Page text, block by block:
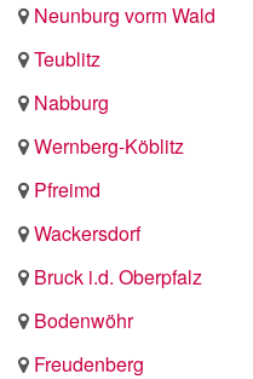
Neunburg vorm Wald
Teublitz
Nabburg
Wernberg-Köblitz
Pfreimd
Wackersdorf
Bruck i.d. Oberpfalz
Bodenwöhr
Freudenberg